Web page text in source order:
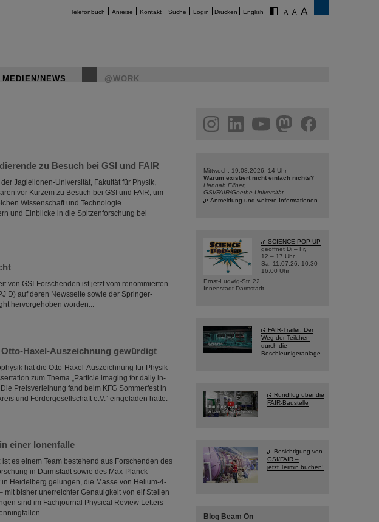
Telefonbuch Anreise Kontakt Suche Login Drucken English
MEDIEN/NEWS @WORK
zu Besuch bei GSI und FAIR
Jagiellonen-Universität, Fakultät für Physik,
vor Kurzem zu Besuch bei GSI und FAIR, um
Wissenschaft und Technologie
und Einblicke in die Spitzenforschung bei
von GSI-Forschenden ist jetzt vom renommierten
D) auf deren Newsseite sowie der Springer-
hervorgehoben worden...
Haxel-Auszeichnung gewürdigt
hat die Otto-Haxel-Auszeichnung für Physik
zum Thema „Particle imaging for daily in-
Preisverleihung fand beim KFG Sommerfest in
und Fördergesellschaft e.V.“ eingeladen hatte.
einer Ionenfalle
es einem Team bestehend aus Forschenden des
in Darmstadt sowie des Max-Planck-
in Heidelberg gelungen, die Masse von Helium-4-
mit bisher unerreichter Genauigkeit von elf Stellen
sind im Fachjournal Physical Review Letters
facebook
Mittwoch, 19.08.2026, 14 Uhr
Warum existiert nicht einfach nichts?
Hannah Elfner,
GSI/FAIR/Goethe-Universität
Anmeldung und weitere Informationen
SCIENCE POP-UP
geöffnet Di – Fr,
12 – 17 Uhr
Sa, 11.07.26, 10:30-
16:00 Uhr
Ernst-Ludwig-Str. 22
Innenstadt Darmstadt
FAIR-Trailer: Der
Weg der Teilchen
durch die
Beschleunigeranlage
Rundflug über die
FAIR-Baustelle
Besichtigung von
GSI/FAIR –
jetzt Termin buchen!
Blog Beam On